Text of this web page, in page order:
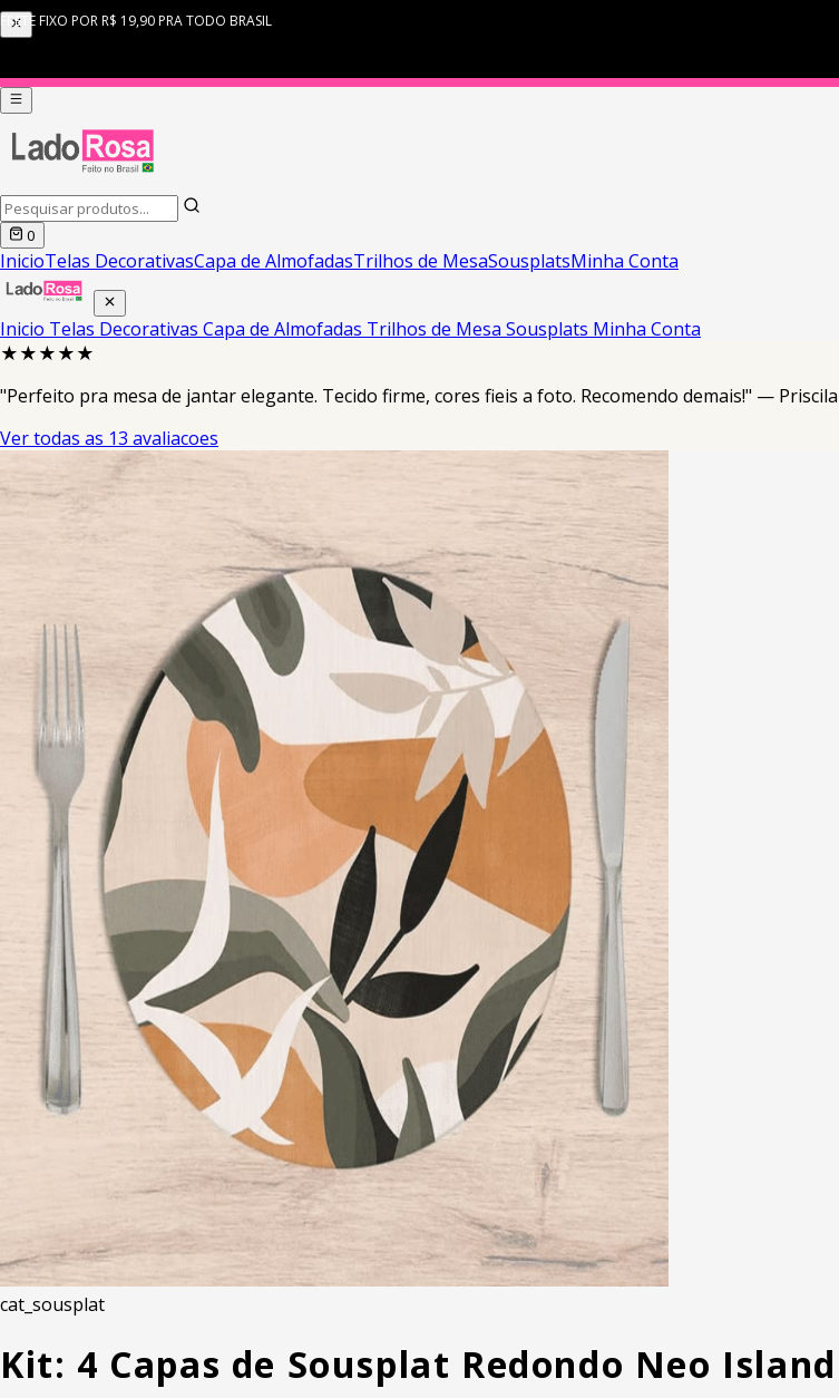
0
InicioTelas DecorativasCapa de AlmofadasTrilhos de MesaSousplatsMinha Conta
Inicio Telas Decorativas Capa de Almofadas Trilhos de Mesa Sousplats Minha Conta
★★★★★
"Perfeito pra mesa de jantar elegante. Tecido firme, cores fieis a foto. Recomendo demais!" — Priscila
Ver todas as 13 avaliacoes
cat_sousplat
Kit: 4 Capas de Sousplat Redondo Neo Island